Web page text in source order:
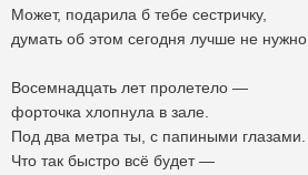
Может, подарила б тебе сестричку,
думать об этом сегодня лучше не нужно.
Восемнадцать лет пролетело —
форточка хлопнула в зале.
Под два метра ты, с папиными глазами.
Что так быстро всё будет —